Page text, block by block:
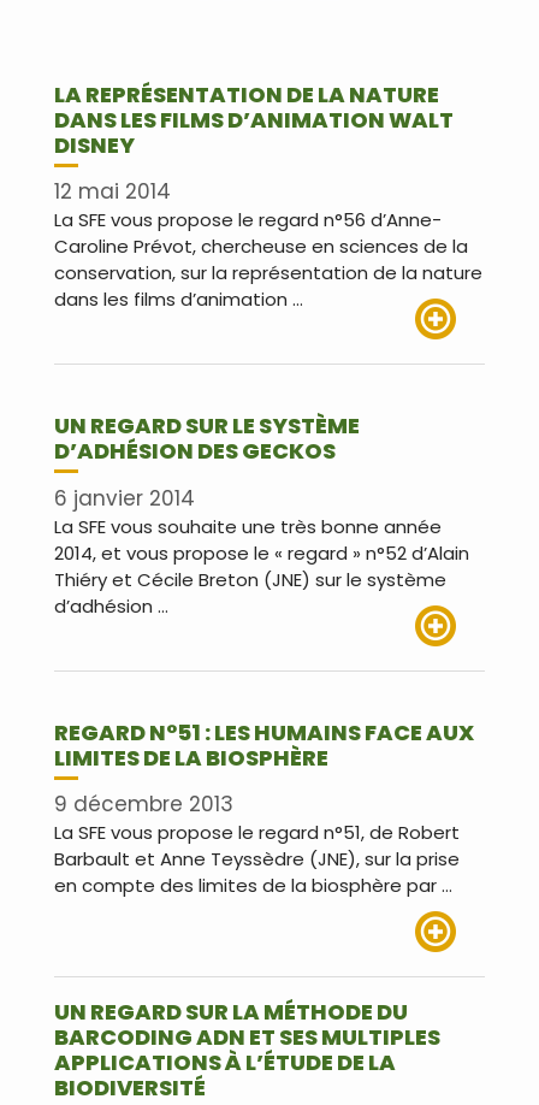
LA REPRÉSENTATION DE LA NATURE
DANS LES FILMS D’ANIMATION WALT
DISNEY
12 mai 2014
La SFE vous propose le regard n°56 d’Anne-
Caroline Prévot, chercheuse en sciences de la
conservation, sur la représentation de la nature
dans les films d’animation …
UN REGARD SUR LE SYSTÈME
D’ADHÉSION DES GECKOS
6 janvier 2014
La SFE vous souhaite une très bonne année
2014, et vous propose le « regard » n°52 d’Alain
Thiéry et Cécile Breton (JNE) sur le système
d’adhésion …
REGARD N°51 : LES HUMAINS FACE AUX
LIMITES DE LA BIOSPHÈRE
9 décembre 2013
La SFE vous propose le regard n°51, de Robert
Barbault et Anne Teyssèdre (JNE), sur la prise
en compte des limites de la biosphère par …
UN REGARD SUR LA MÉTHODE DU
BARCODING ADN ET SES MULTIPLES
APPLICATIONS À L’ÉTUDE DE LA
BIODIVERSITÉ